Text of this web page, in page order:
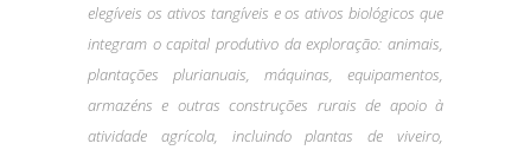
elegíveis os ativos tangíveis e os ativos biológicos que
integram o capital produtivo da exploração: animais,
plantações plurianuais, máquinas, equipamentos,
armazéns e outras construções rurais de apoio à
atividade agrícola, incluindo plantas de viveiro,